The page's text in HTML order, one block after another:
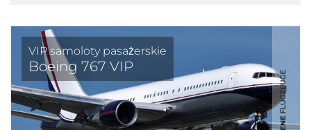
VIP samoloty pasażerskie
Boeing 767 VIP